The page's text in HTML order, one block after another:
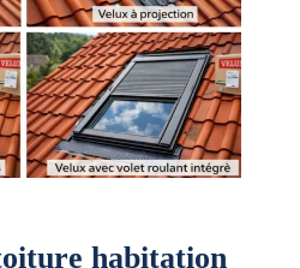
habitation